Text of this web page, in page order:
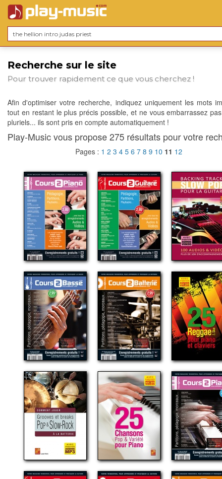
Recherche sur le site
Pour trouver rapidement ce que vous cherchez !
Afin d'optimiser votre recherche, indiquez uniquement les mots
tout en restant le plus précis possible, et ne vous embarrassez
pluriels... ils sont pris en compte automatiquement !
Play-Music vous propose 275 résultats pour votre
Pages : 1 2 3 4 5 6 7 8 9 10 11 12